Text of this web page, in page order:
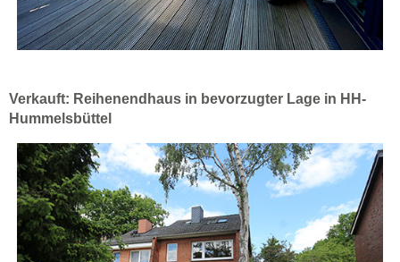
Verkauft: Reihenendhaus in bevorzugter Lage in HH-
Hummelsbüttel